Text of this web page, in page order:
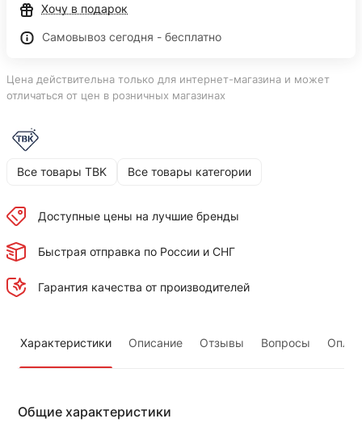
Хочу в подарок
Самовывоз сегодня - бесплатно
Цена действительна только для интернет-магазина и может
отличаться от цен в розничных магазинах
Все товары TBK Все товары категории
Доступные цены на лучшие бренды
Быстрая отправка по России и СНГ
Гарантия качества от производителей
Характеристики Описание Отзывы Вопросы
Общие характеристики